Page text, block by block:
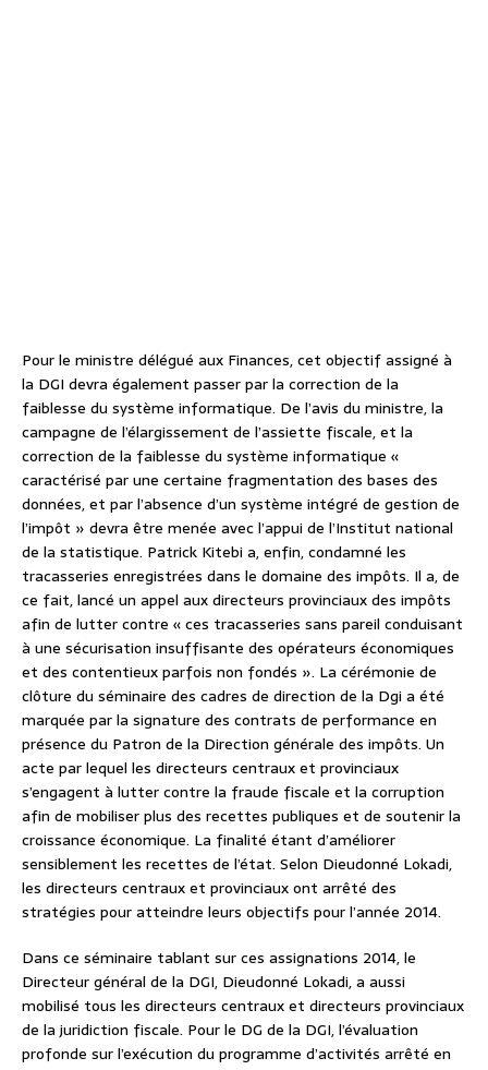
Pour le ministre délégué aux Finances, cet objectif assigné à
la DGI devra également passer par la correction de la
faiblesse du système informatique. De l’avis du ministre, la
campagne de l’élargissement de l’assiette fiscale, et la
correction de la faiblesse du système informatique «
caractérisé par une certaine fragmentation des bases des
données, et par l’absence d’un système intégré de gestion de
l’impôt » devra être menée avec l’appui de l’Institut national
de la statistique. Patrick Kitebi a, enfin, condamné les
tracasseries enregistrées dans le domaine des impôts. Il a, de
ce fait, lancé un appel aux directeurs provinciaux des impôts
afin de lutter contre « ces tracasseries sans pareil conduisant
à une sécurisation insuffisante des opérateurs économiques
et des contentieux parfois non fondés ». La cérémonie de
clôture du séminaire des cadres de direction de la Dgi a été
marquée par la signature des contrats de performance en
présence du Patron de la Direction générale des impôts. Un
acte par lequel les directeurs centraux et provinciaux
s’engagent à lutter contre la fraude fiscale et la corruption
afin de mobiliser plus des recettes publiques et de soutenir la
croissance économique. La finalité étant d’améliorer
sensiblement les recettes de l’état. Selon Dieudonné Lokadi,
les directeurs centraux et provinciaux ont arrêté des
stratégies pour atteindre leurs objectifs pour l’année 2014.
Dans ce séminaire tablant sur ces assignations 2014, le
Directeur général de la DGI, Dieudonné Lokadi, a aussi
mobilisé tous les directeurs centraux et directeurs provinciaux
de la juridiction fiscale. Pour le DG de la DGI, l’évaluation
profonde sur l’exécution du programme d’activités arrêté en